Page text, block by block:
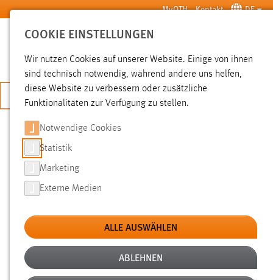
Zum Hauptinhalt springen MyOTH Kontakt DE
SUCHE
JETZT BEWERBEN
SUCHE
FILTER
Typ
Erstellungsdatum
COOKIE EINSTELLUNGEN
Wir nutzen Cookies auf unserer Website. Einige von ihnen
sind technisch notwendig, während andere uns helfen,
diese Website zu verbessern oder zusätzliche
Funktionalitäten zur Verfügung zu stellen.
Notwendige Cookies
Statistik
Marketing
Externe Medien
ALLE AUSWÄHLEN
ABLEHNEN